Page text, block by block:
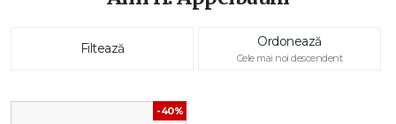
Filtează Ordonează
Cele mai noi descendent
-40%